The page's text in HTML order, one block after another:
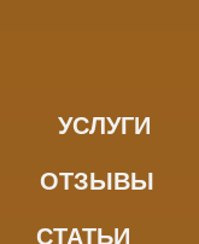
УСЛУГИ
ОТЗЫВЫ
СТАТЬИ